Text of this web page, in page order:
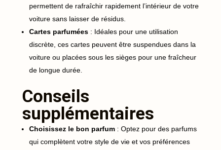
permettent de rafraîchir rapidement l’intérieur de votre
voiture sans laisser de résidus.
Cartes parfumées: Idéales pour une utilisation
discrète, ces cartes peuvent être suspendues dans la
voiture ou placées sous les sièges pour une fraîcheur
de longue durée.
Conseils
supplémentaires
Choisissez le bon parfum: Optez pour des parfums
qui complètent votre style de vie et vos préférences